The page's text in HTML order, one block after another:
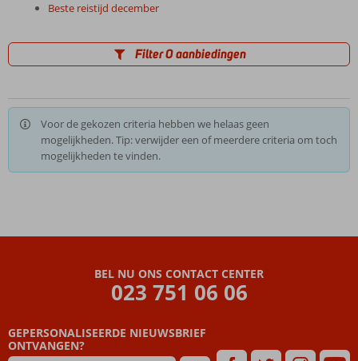
Beste reistijd december
Filter 0 aanbiedingen
Voor de gekozen criteria hebben we helaas geen
mogelijkheden. Tip: verwijder een of meerdere criteria om toch
mogelijkheden te vinden.
BEL NU ONS CONTACT CENTER
023 751 06 06
GEPERSONALISEERDE NIEUWSBRIEF
ONTVANGEN?